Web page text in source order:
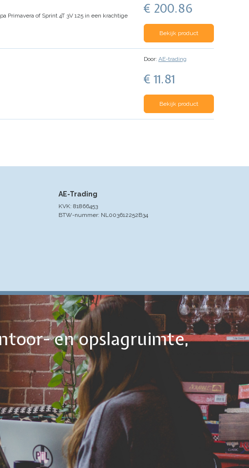
Primavera of Sprint 4T 3V 125 in een krachtige
€ 200.86
Bekijk product
Door: AE-trading
€ 11.81
Bekijk product
AE-Trading
KVK: 81866453
BTW-nummer: NL003612252B34
en opslagruimte,